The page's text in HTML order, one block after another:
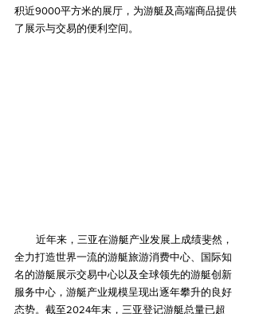
积近9000平方米的展厅，为游艇及高端商品提供
了展示与交易的便利空间。
近年来，三亚在游艇产业发展上成绩斐然，
全力打造世界一流的游艇旅游消费中心、国际知
名的游艇展示交易中心以及全球领先的游艇创新
服务中心，游艇产业规模呈现出逐年攀升的良好
态势。截至2024年末，三亚登记游艇总量已超